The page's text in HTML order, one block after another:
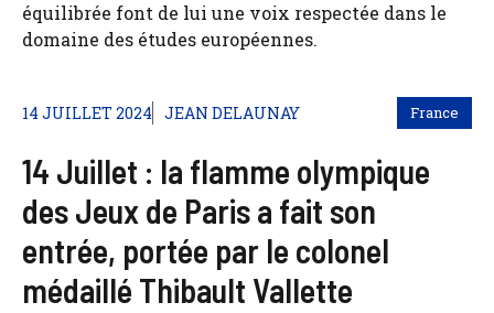
équilibrée font de lui une voix respectée dans le
domaine des études européennes.
14 JUILLET 2024 JEAN DELAUNAY France
14 Juillet : la flamme olympique
des Jeux de Paris a fait son
entrée, portée par le colonel
médaillé Thibault Vallette